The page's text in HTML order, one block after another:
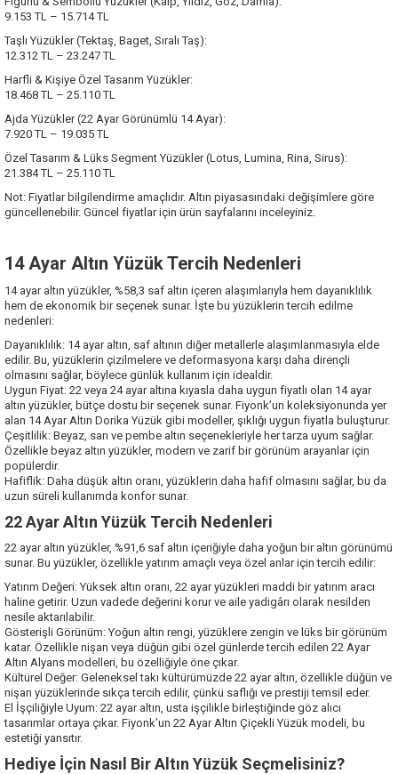
9.153 TL – 15.714 TL
Taşlı Yüzükler (Tektaş, Baget, Sıralı Taş):
12.312 TL – 23.247 TL
Harfli & Kişiye Özel Tasarım Yüzükler:
18.468 TL – 25.110 TL
Ajda Yüzükler (22 Ayar Görünümlü 14 Ayar):
7.920 TL – 19.035 TL
Özel Tasarım & Lüks Segment Yüzükler (Lotus, Lumina, Rina, Sirus):
21.384 TL – 25.110 TL
Not: Fiyatlar bilgilendirme amaçlıdır. Altın piyasasındaki değişimlere göre
güncellenebilir. Güncel fiyatlar için ürün sayfalarını inceleyiniz.
14 Ayar Altın Yüzük Tercih Nedenleri
14 ayar altın yüzükler, %58,3 saf altın içeren alaşımlarıyla hem dayanıklılık
hem de ekonomik bir seçenek sunar. İşte bu yüzüklerin tercih edilme
nedenleri:
Dayanıklılık: 14 ayar altın, saf altının diğer metallerle alaşımlanmasıyla elde
edilir. Bu, yüzüklerin çizilmelere ve deformasyona karşı daha dirençli
olmasını sağlar, böylece günlük kullanım için idealdir.
Uygun Fiyat: 22 veya 24 ayar altına kıyasla daha uygun fiyatlı olan 14 ayar
altın yüzükler, bütçe dostu bir seçenek sunar. Fiyonk’un koleksiyonunda yer
alan 14 Ayar Altın Dorika Yüzük gibi modeller, şıklığı uygun fiyatla buluşturur.
Çeşitlilik: Beyaz, sarı ve pembe altın seçenekleriyle her tarza uyum sağlar.
Özellikle beyaz altın yüzükler, modern ve zarif bir görünüm arayanlar için
popülerdir.
Hafiflik: Daha düşük altın oranı, yüzüklerin daha hafif olmasını sağlar, bu da
uzun süreli kullanımda konfor sunar.
22 Ayar Altın Yüzük Tercih Nedenleri
22 ayar altın yüzükler, %91,6 saf altın içeriğiyle daha yoğun bir altın görünümü
sunar. Bu yüzükler, özellikle yatırım amaçlı veya özel anlar için tercih edilir:
Yatırım Değeri: Yüksek altın oranı, 22 ayar yüzükleri maddi bir yatırım aracı
haline getirir. Uzun vadede değerini korur ve aile yadigârı olarak nesilden
nesile aktarılabilir.
Gösterişli Görünüm: Yoğun altın rengi, yüzüklere zengin ve lüks bir görünüm
katar. Özellikle nişan veya düğün gibi özel günlerde tercih edilen 22 Ayar
Altın Alyans modelleri, bu özelliğiyle öne çıkar.
Kültürel Değer: Geleneksel takı kültürümüzde 22 ayar altın, özellikle düğün ve
nişan yüzüklerinde sıkça tercih edilir, çünkü saflığı ve prestiji temsil eder.
El İşçiliğiyle Uyum: 22 ayar altın, usta işçilikle birleştiğinde göz alıcı
tasarımlar ortaya çıkar. Fiyonk’un 22 Ayar Altın Çiçekli Yüzük modeli, bu
estetiği yansıtır.
Hediye İçin Nasıl Bir Altın Yüzük Seçmelisiniz?